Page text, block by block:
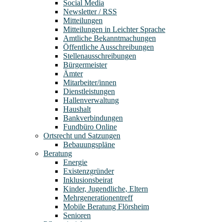
Social Media
Newsletter / RSS
Mitteilungen
Mitteilungen in Leichter Sprache
Amtliche Bekanntmachungen
Öffentliche Ausschreibungen
Stellenausschreibungen
Bürgermeister
Ämter
Mitarbeiter/innen
Dienstleistungen
Hallenverwaltung
Haushalt
Bankverbindungen
Fundbüro Online
Ortsrecht und Satzungen
Bebauungspläne
Beratung
Energie
Existenzgründer
Inklusionsbeirat
Kinder, Jugendliche, Eltern
Mehrgenerationentreff
Mobile Beratung Flörsheim
Senioren